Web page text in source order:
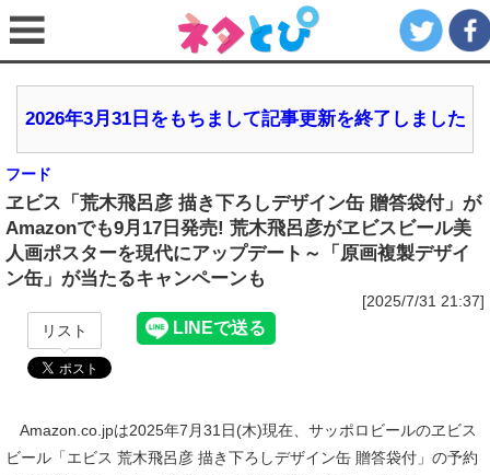
2026年3月31日をもちまして記事更新を終了しました
フード
ヱビス「荒木飛呂彦 描き下ろしデザイン缶 贈答袋付」が
Amazonでも9月17日発売! 荒木飛呂彦がヱビスビール美
人画ポスターを現代にアップデート～「原画複製デザイ
ン缶」が当たるキャンペーンも
[2025/7/31 21:37]
リスト
Amazon.co.jpは2025年7月31日(木)現在、サッポロビールのヱビス
ビール「エビス 荒木飛呂彦 描き下ろしデザイン缶 贈答袋付」の予約